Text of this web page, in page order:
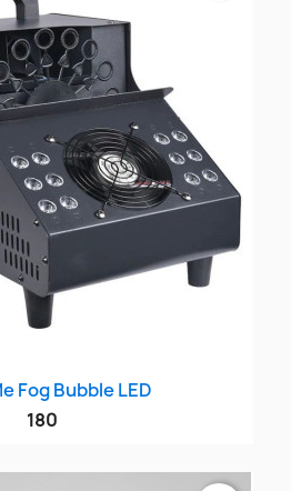
Fog Bubble LED
180